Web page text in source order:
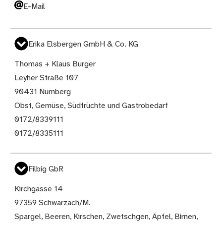
E-Mail
Erika Elsbergen GmbH & Co. KG
Thomas + Klaus Burger
Leyher Straße 107
90431 Nürnberg
Obst, Gemüse, Südfrüchte und Gastrobedarf
0172/8339111
0172/8335111
Filbig GbR
Kirchgasse 14
97359 Schwarzach/M.
Spargel, Beeren, Kirschen, Zwetschgen, Äpfel, Birnen,